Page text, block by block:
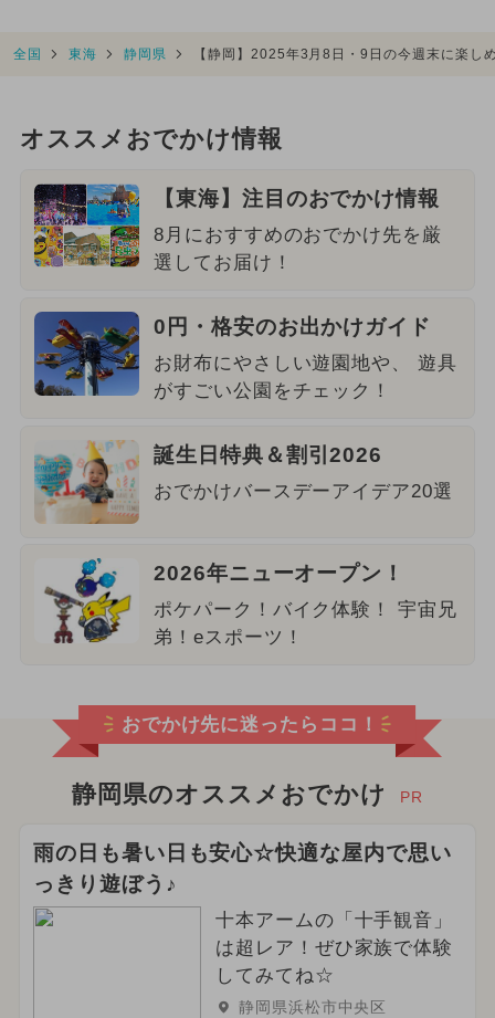
全国 東海 静岡県 【静岡】2025年3月8日・9日の今週末に楽
オススメおでかけ情報
【東海】注目のおでかけ情報
8月におすすめのおでかけ先を厳
選してお届け！
0円・格安のお出かけガイド
お財布にやさしい遊園地や、 遊具
がすごい公園をチェック！
誕生日特典＆割引2026
おでかけバースデーアイデア20選
2026年ニューオープン！
ポケパーク！バイク体験！ 宇宙兄
弟！eスポーツ！
おでかけ先に迷ったらココ！
静岡県のオススメおでかけ PR
雨の日も暑い日も安心☆快適な屋内で思い
っきり遊ぼう♪
十本アームの「十手観音」
は超レア！ぜひ家族で体験
してみてね☆
静岡県浜松市中央区